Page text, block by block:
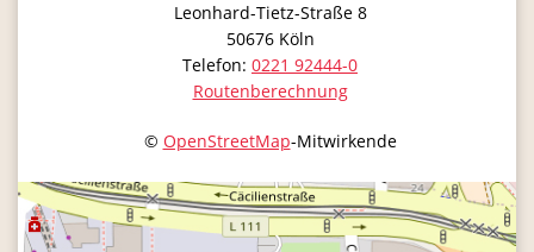
Leonhard-Tietz-Straße 8
50676 Köln
Telefon: 0221 92444-0
Routenberechnung
© OpenStreetMap-Mitwirkende